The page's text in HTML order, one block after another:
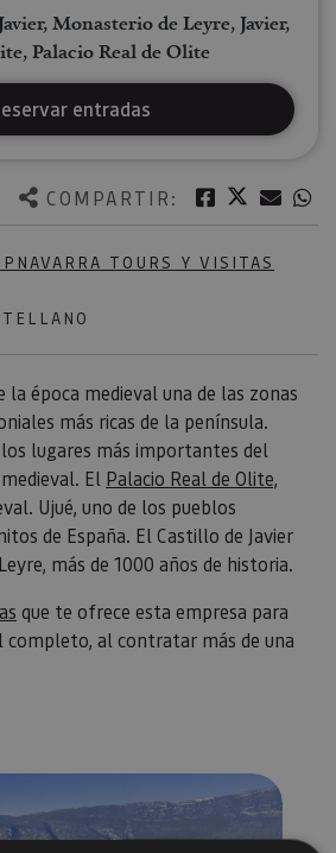
COMPARTIR: Facebook
Twitter
TOURS Y VISITAS
época medieval una de las zonas
más ricas de la península.
lugares más importantes del
El Palacio Real de Olite,
Ujué, uno de los pueblos
de España. El Castillo de Javier
más de 1000 años de historia.
que te ofrece esta empresa para
completo, al contratar más de una
Monasterio de Leyre, Javier,
Palacio Real de Olite
entradas